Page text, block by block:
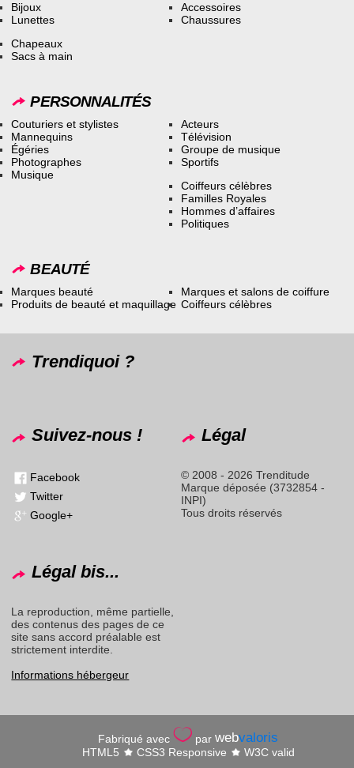
Bijoux
Lunettes
Accessoires
Chaussures
Chapeaux
Sacs à main
PERSONNALITÉS
Couturiers et stylistes
Mannequins
Égéries
Photographes
Musique
Acteurs
Télévision
Groupe de musique
Sportifs
Coiffeurs célèbres
Familles Royales
Hommes d’affaires
Politiques
BEAUTÉ
Marques beauté
Produits de beauté et maquillage
Marques et salons de coiffure
Coiffeurs célèbres
Trendiquoi ?
Suivez-nous !
Facebook
Twitter
Google+
Légal
© 2008 - 2026 Trenditude
Marque déposée (3732854 -
INPI)
Tous droits réservés
Légal bis...
La reproduction, même partielle,
des contenus des pages de ce
site sans accord préalable est
strictement interdite.
Informations hébergeur
Fabriqué avec parwebvaloris
HTML5 CSS3 Responsive W3C valid